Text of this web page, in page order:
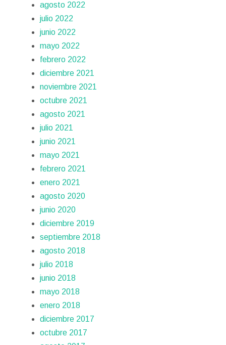
agosto 2022
julio 2022
junio 2022
mayo 2022
febrero 2022
diciembre 2021
noviembre 2021
octubre 2021
agosto 2021
julio 2021
junio 2021
mayo 2021
febrero 2021
enero 2021
agosto 2020
junio 2020
diciembre 2019
septiembre 2018
agosto 2018
julio 2018
junio 2018
mayo 2018
enero 2018
diciembre 2017
octubre 2017